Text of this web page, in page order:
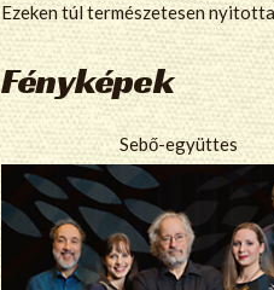
Ezeken túl természetesen
Fényképek
Sebő-együttes